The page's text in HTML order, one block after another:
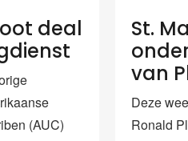
deal
(AUC)
St.
van
Deze
Ronald